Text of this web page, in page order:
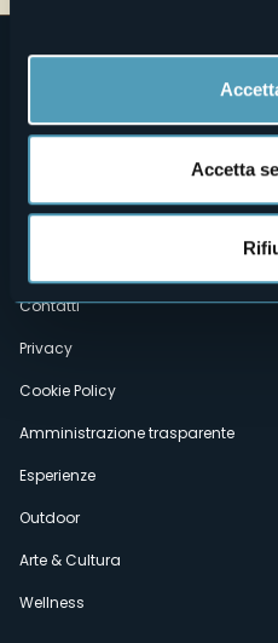
Accetta
Menù
secondario
Chi siamo
Contatti
Privacy
Cookie Policy
Amministrazione trasparente
Esperienze
Outdoor
Arte & Cultura
Wellness